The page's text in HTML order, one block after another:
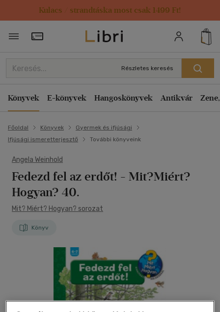
Kulacs / strandtáska most csak 1499 Ft!
Törzsvásárlói Kártya adatai
Részletes keresés
Könyvek E-könyvek Hangoskönyvek Antikvár
Főoldal Könyvek
Gyermek és ifjúsági
Ifjúsági ismeretterjesztő
További könyveink
Angela Weinhold
Fedezd fel az erdőt! - Mit?Miért?
Hogyan? 40.
Mit? Miért? Hogyan? sorozat
Könyv